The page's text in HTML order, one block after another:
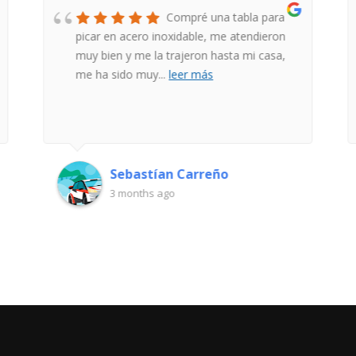
Compré una tabla para
picar en acero inoxidable, me atendieron
muy bien y me la trajeron hasta mi casa,
me ha sido muy...leer más
Sebastían Carreño
3 months ago